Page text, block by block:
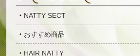
NATTY SECT
おすすめ商品
HAIR NATTY